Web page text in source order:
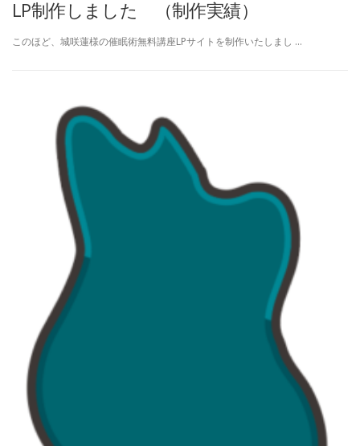
LP制作しました （制作実績）
このほど、城咲蓮様の催眠術無料講座LPサイトを制作いたしまし …